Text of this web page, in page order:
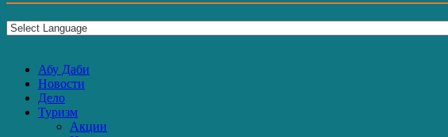
Абу Даби
Новости
Дело
Туризм
Акции